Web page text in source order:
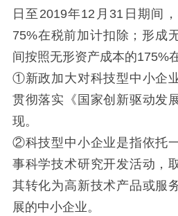
日至2019年12月31日期间
75%在税前加计扣除；形成
间按照无形资产成本的175%
①新政加大对科技型中小企
贯彻落实《国家创新驱动发
现。
②科技型中小企业是指依托
事科学技术研究开发活动，
其转化为高新技术产品或服
展的中小企业。